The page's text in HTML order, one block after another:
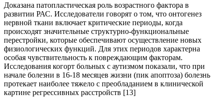
Доказана патопластическая роль возрастного фактора в
развитии РАС. Исследователи говорят о том, что онтогенез
нервной ткани включает критические периоды, когда
происходят значительные структурно-функциональные
перестройки, которые обеспечивают осуществление новых
физиологических функций. Для этих периодов характерна
особая чувствительность к повреждающим факторам.
Исследования когорт больных с аутизмом показали, что при
начале болезни в 16-18 месяцев жизни (пик апоптоза) болезнь
протекает наиболее тяжело с преобладанием в клинической
картине регрессивных расстройств [13]